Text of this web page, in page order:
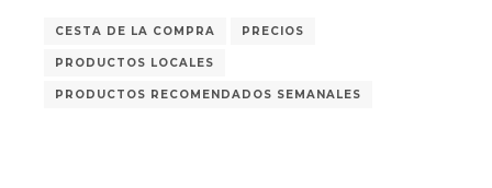
CESTA DE LA COMPRA PRECIOS
PRODUCTOS LOCALES
PRODUCTOS RECOMENDADOS SEMANALES